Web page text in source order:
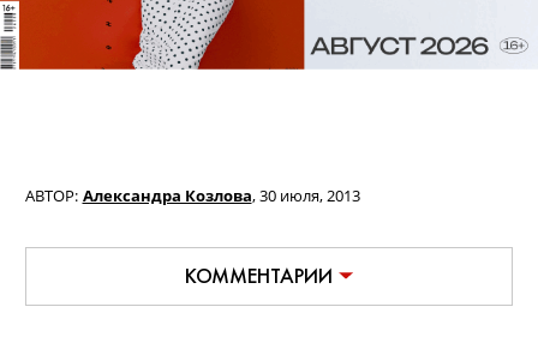
АВТОР: Александра Козлова,30 июля, 2013
КОММЕНТАРИИ